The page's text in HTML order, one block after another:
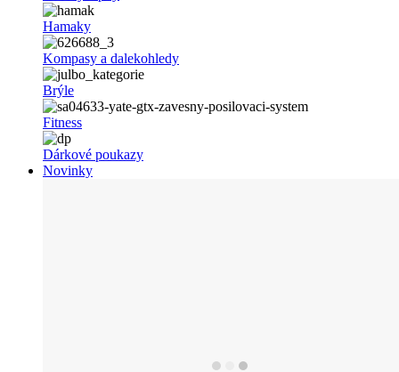
Hamaky
Kompasy a dalekohledy
Brýle
Fitness
Dárkové poukazy
Novinky